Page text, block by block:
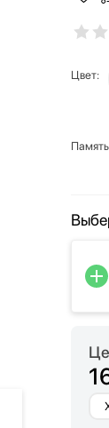
Цвет: